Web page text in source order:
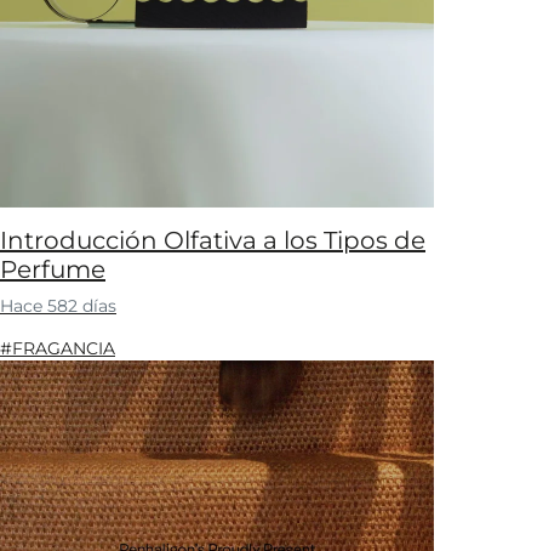
Introducción Olfativa a los Tipos de
Perfume
Hace 582 días
#FRAGANCIA